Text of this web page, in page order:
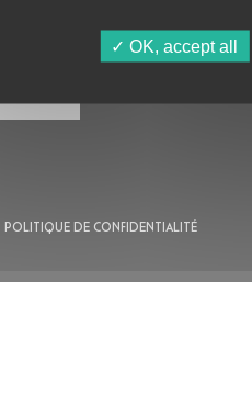
POLITIQUE DE CONFIDENTIALITÉ
OK, accept all